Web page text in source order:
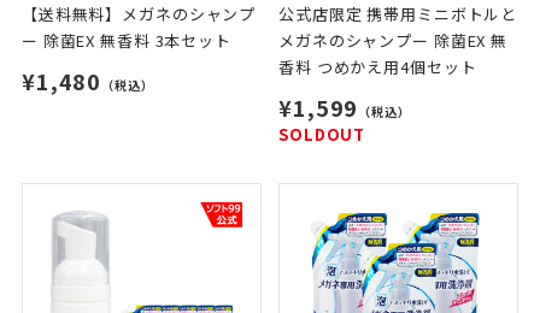
【送料無料】メガネのシャンプ
ー 除菌EX 無香料 3本セット
¥1,480 （税込）
公式店限定 携帯用ミニボトルと
メガネのシャンプー 除菌EX 無
香料 つめかえ用4個セット
¥1,599 （税込）
SOLDOUT